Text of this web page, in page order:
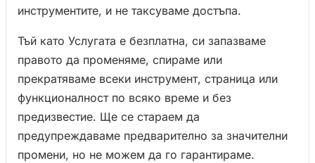
инструментите, и не таксуваме достъпа.
Тъй като Услугата е безплатна, си запазваме
правото да променяме, спираме или
прекратяваме всеки инструмент, страница или
функционалност по всяко време и без
предизвестие. Ще се стараем да
предупреждаваме предварително за значителни
промени, но не можем да го гарантираме.